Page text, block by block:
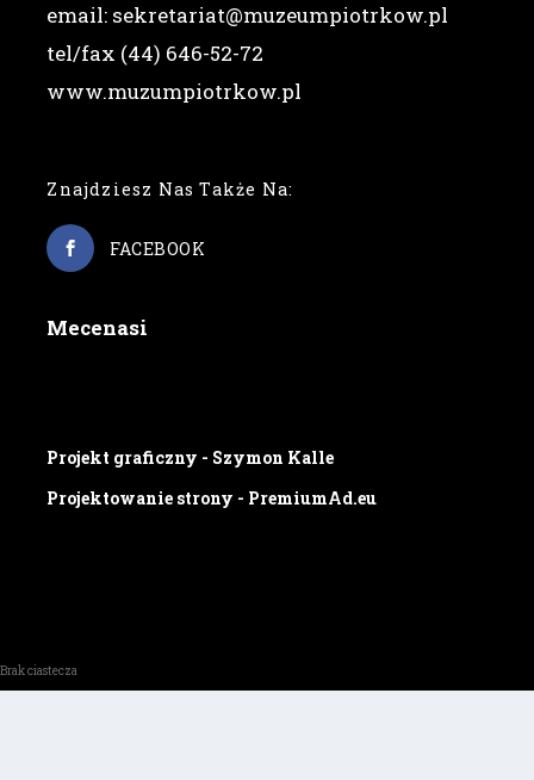
email: sekretariat@muzeumpiotrkow.pl
tel/fax (44) 646-52-72
www.muzumpiotrkow.pl
Znajdziesz Nas Także Na:
FACEBOOK
Mecenasi
Projekt graficzny - Szymon Kalle
Projektowanie strony - PremiumAd.eu
Brak ciastecza